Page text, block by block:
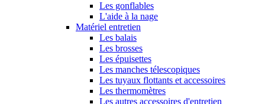
Les gonflables
L'aide à la nage
Matériel entretien
Les balais
Les brosses
Les épuisettes
Les manches télescopiques
Les tuyaux flottants et accessoires
Les thermomètres
Les autres accessoires d'entretien